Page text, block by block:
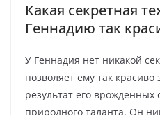
Какая секретная
Геннадию так
У Геннадия нет никакой
позволяет ему так красиво
результат его врожденных
природного таланта. Он